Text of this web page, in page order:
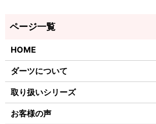
HOME
ダーツについて
取り扱いシリーズ
お客様の声